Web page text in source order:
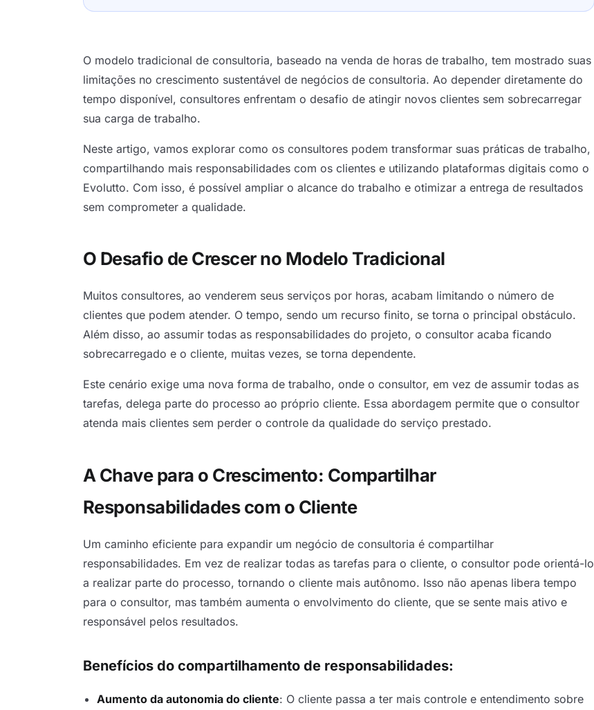
O modelo tradicional de consultoria, baseado na venda de horas de trabalho, tem mostrado suas
limitações no crescimento sustentável de negócios de consultoria. Ao depender diretamente do
tempo disponível, consultores enfrentam o desafio de atingir novos clientes sem sobrecarregar
sua carga de trabalho.
Neste artigo, vamos explorar como os consultores podem transformar suas práticas de trabalho,
compartilhando mais responsabilidades com os clientes e utilizando plataformas digitais como o
Evolutto. Com isso, é possível ampliar o alcance do trabalho e otimizar a entrega de resultados
sem comprometer a qualidade.
O Desafio de Crescer no Modelo Tradicional
Muitos consultores, ao venderem seus serviços por horas, acabam limitando o número de
clientes que podem atender. O tempo, sendo um recurso finito, se torna o principal obstáculo.
Além disso, ao assumir todas as responsabilidades do projeto, o consultor acaba ficando
sobrecarregado e o cliente, muitas vezes, se torna dependente.
Este cenário exige uma nova forma de trabalho, onde o consultor, em vez de assumir todas as
tarefas, delega parte do processo ao próprio cliente. Essa abordagem permite que o consultor
atenda mais clientes sem perder o controle da qualidade do serviço prestado.
A Chave para o Crescimento: Compartilhar
Responsabilidades com o Cliente
Um caminho eficiente para expandir um negócio de consultoria é compartilhar
responsabilidades. Em vez de realizar todas as tarefas para o cliente, o consultor pode orientá-lo
a realizar parte do processo, tornando o cliente mais autônomo. Isso não apenas libera tempo
para o consultor, mas também aumenta o envolvimento do cliente, que se sente mais ativo e
responsável pelos resultados.
Benefícios do compartilhamento de responsabilidades:
Aumento da autonomia do cliente: O cliente passa a ter mais controle e entendimento sobre